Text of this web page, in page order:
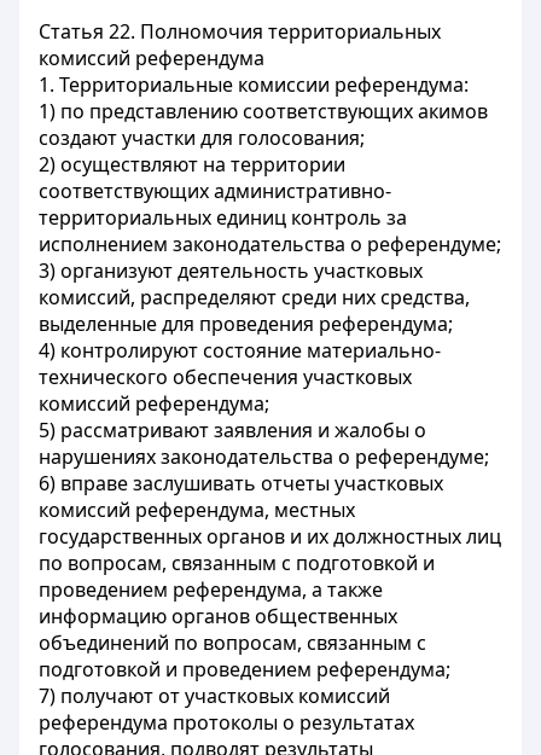
Статья 22. Полномочия территориальных
комиссий референдума
1. Территориальные комиссии референдума:
1) по представлению соответствующих акимов
создают участки для голосования;
2) осуществляют на территории
соответствующих административно-
территориальных единиц контроль за
исполнением законодательства о референдуме;
3) организуют деятельность участковых
комиссий, распределяют среди них средства,
выделенные для проведения референдума;
4) контролируют состояние материально-
технического обеспечения участковых
комиссий референдума;
5) рассматривают заявления и жалобы о
нарушениях законодательства о референдуме;
6) вправе заслушивать отчеты участковых
комиссий референдума, местных
государственных органов и их должностных лиц
по вопросам, связанным с подготовкой и
проведением референдума, а также
информацию органов общественных
объединений по вопросам, связанным с
подготовкой и проведением референдума;
7) получают от участковых комиссий
референдума протоколы о результатах
голосования, подводят результаты